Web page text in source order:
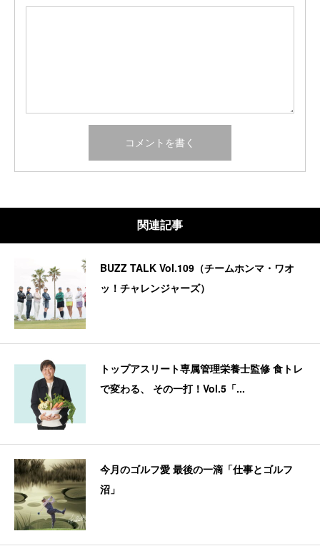
関連記事
BUZZ TALK Vol.109（チームホンマ・ワオ
ッ！チャレンジャーズ）
トップアスリート専属管理栄養士監修 食トレ
で変わる、 その一打！Vol.5「...
今月のゴルフ愛 最後の一滴「仕事とゴルフ
沼」